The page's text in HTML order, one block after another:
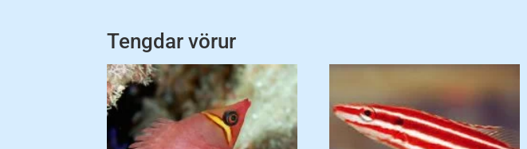
Tengdar vörur